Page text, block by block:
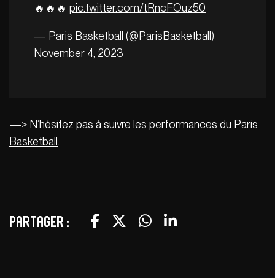
🔥🔥🔥 pic.twitter.com/tRncFOuz50
— Paris Basketball (@ParisBasketball)
November 4, 2023
—> N’hésitez pas à suivre les performances du Paris
Basketball
Partager :